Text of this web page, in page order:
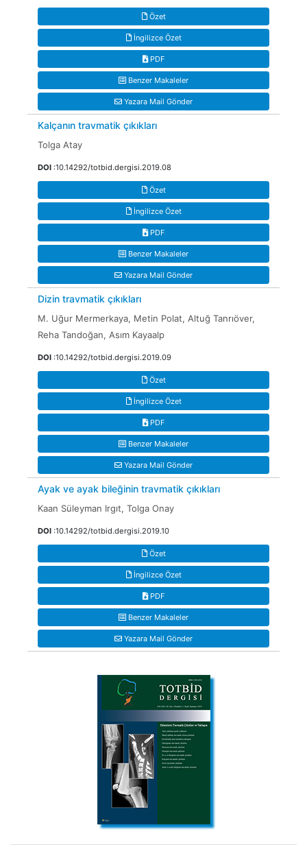
Özet
İngilizce Özet
PDF
Benzer Makaleler
Yazara Mail Gönder
Kalçanın travmatik çıkıkları
Tolga Atay
DOI :10.14292/totbid.dergisi.2019.08
Özet
İngilizce Özet
PDF
Benzer Makaleler
Yazara Mail Gönder
Dizin travmatik çıkıkları
M. Uğur Mermerkaya, Metin Polat, Altuğ Tanrıöver,
Reha Tandoğan, Asım Kayaalp
DOI :10.14292/totbid.dergisi.2019.09
Özet
İngilizce Özet
PDF
Benzer Makaleler
Yazara Mail Gönder
Ayak ve ayak bileğinin travmatik çıkıkları
Kaan Süleyman Irgıt, Tolga Onay
DOI :10.14292/totbid.dergisi.2019.10
Özet
İngilizce Özet
PDF
Benzer Makaleler
Yazara Mail Gönder